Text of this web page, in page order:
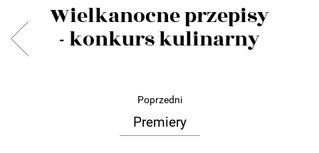
Wielkanocne przepisy
- konkurs kulinarny
Poprzedni
Premiery